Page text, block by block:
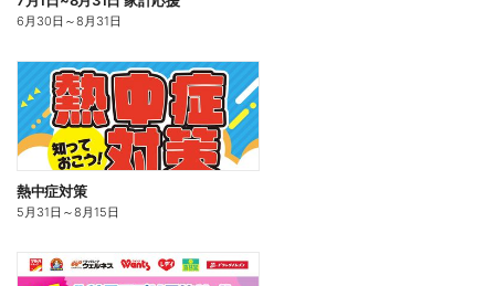
6月30日 ～8月31日
熱中症対策
5月31日 ～8月15日